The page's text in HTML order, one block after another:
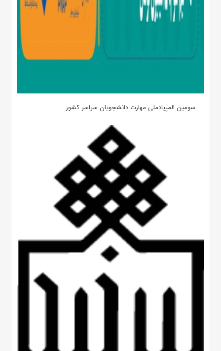
سومین المپیادملی مهارت دانشجویان سراسر کشور